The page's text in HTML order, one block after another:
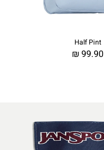
Half Pint
₪99.90